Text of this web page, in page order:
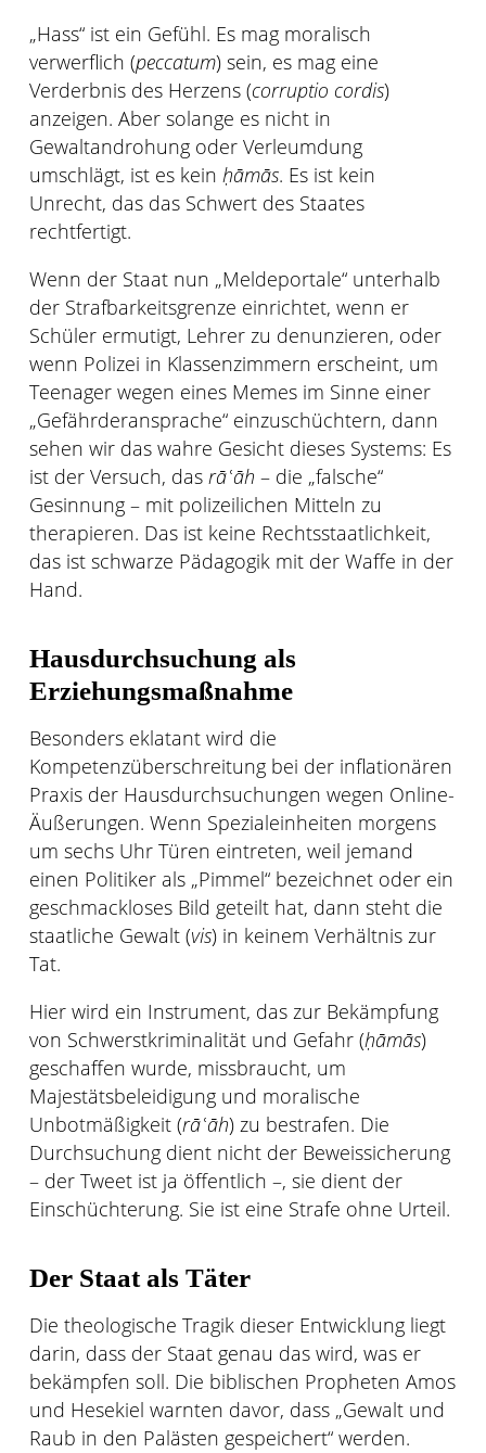
„Hass“ ist ein Gefühl. Es mag moralisch
verwerflich (peccatum) sein, es mag eine
Verderbnis des Herzens (corruptio cordis)
anzeigen. Aber solange es nicht in
Gewaltandrohung oder Verleumdung
umschlägt, ist es kein ḥāmās. Es ist kein
Unrecht, das das Schwert des Staates
rechtfertigt.
Wenn der Staat nun „Meldeportale“ unterhalb
der Strafbarkeitsgrenze einrichtet, wenn er
Schüler ermutigt, Lehrer zu denunzieren, oder
wenn Polizei in Klassenzimmern erscheint, um
Teenager wegen eines Memes im Sinne einer
„Gefährderansprache“ einzuschüchtern, dann
sehen wir das wahre Gesicht dieses Systems: Es
ist der Versuch, das rāʿāh – die „falsche“
Gesinnung – mit polizeilichen Mitteln zu
therapieren. Das ist keine Rechtsstaatlichkeit,
das ist schwarze Pädagogik mit der Waffe in der
Hand.
Hausdurchsuchung als
Erziehungsmaßnahme
Besonders eklatant wird die
Kompetenzüberschreitung bei der inflationären
Praxis der Hausdurchsuchungen wegen Online-
Äußerungen. Wenn Spezialeinheiten morgens
um sechs Uhr Türen eintreten, weil jemand
einen Politiker als „Pimmel“ bezeichnet oder ein
geschmackloses Bild geteilt hat, dann steht die
staatliche Gewalt (vis) in keinem Verhältnis zur
Tat.
Hier wird ein Instrument, das zur Bekämpfung
von Schwerstkriminalität und Gefahr (ḥāmās)
geschaffen wurde, missbraucht, um
Majestätsbeleidigung und moralische
Unbotmäßigkeit (rāʿāh) zu bestrafen. Die
Durchsuchung dient nicht der Beweissicherung
– der Tweet ist ja öffentlich –, sie dient der
Einschüchterung. Sie ist eine Strafe ohne Urteil.
Der Staat als Täter
Die theologische Tragik dieser Entwicklung liegt
darin, dass der Staat genau das wird, was er
bekämpfen soll. Die biblischen Propheten Amos
und Hesekiel warnten davor, dass „Gewalt und
Raub in den Palästen gespeichert“ werden.